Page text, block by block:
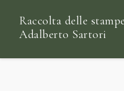
Raccolta delle stampe
Adalberto Sartori